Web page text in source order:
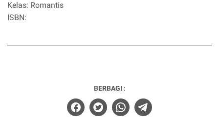
Kelas: Romantis
ISBN:
BERBAGI :